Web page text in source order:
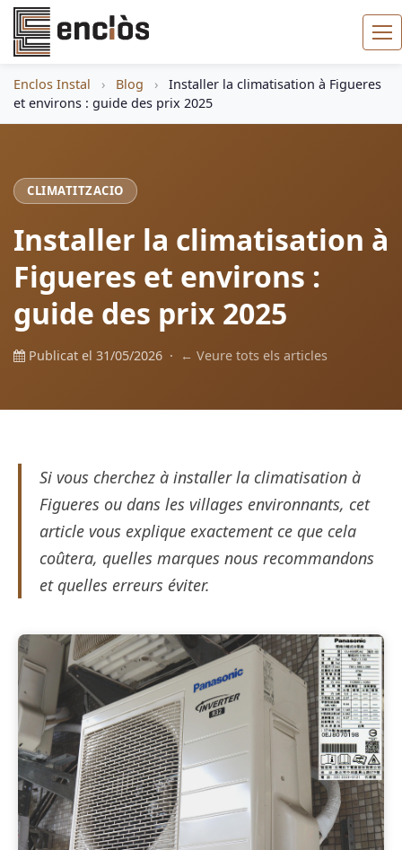
Enclos Instal › Blog ›
Installer la climatisation à Figueres
et environs : guide des prix 2025
CLIMATITZACIO
Installer la climatisation à
Figueres et environs :
guide des prix 2025
Publicat el 31/05/2026 · ← Veure tots els articles
Si vous cherchez à installer la climatisation à
Figueres ou dans les villages environnants, cet
article vous explique exactement ce que cela
coûtera, quelles marques nous recommandons
et quelles erreurs éviter.